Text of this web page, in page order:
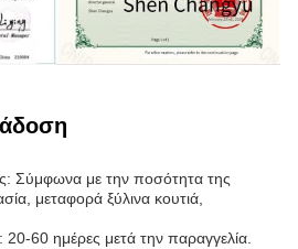
Σύμφωνα με την ποσότητα της
μεταφορά ξύλινα κουτιά,
60 ημέρες μετά την παραγγελία.